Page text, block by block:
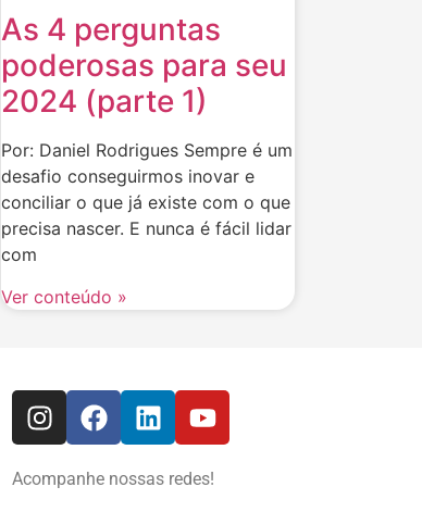
As 4 perguntas
poderosas para seu
2024 (parte 1)
Por: Daniel Rodrigues Sempre é um
desafio conseguirmos inovar e
conciliar o que já existe com o que
precisa nascer. E nunca é fácil lidar
com
Ver conteúdo »
Acompanhe nossas redes!